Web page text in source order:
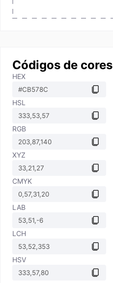
Códigos de cores
HEX
HSL
RGB
XYZ
CMYK
LAB
LCH
HSV